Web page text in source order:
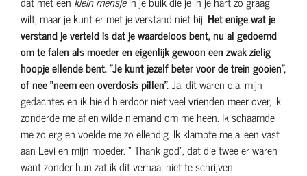
wilt, maar je kunt er met je verstand niet bij. Het enige wat je
verstand je verteld is dat je waardeloos bent, nu al gedoemd
om te falen als moeder en eigenlijk gewoon een zwak zielig
hoopje ellende bent. "Je kunt jezelf beter voor de trein gooien",
of nee "neem een overdosis pillen".Ja, dit waren o.a. mijn
gedachtes en ik hield hierdoor niet veel vrienden meer over, ik
zonderde me af en wilde niemand om me heen. Ik schaamde
me zo erg en voelde me zo ellendig. Ik klampte me alleen vast
aan Levi en mijn moeder. " Thank god", dat die twee er waren
want zonder hun zat ik dit verhaal niet te schrijven.